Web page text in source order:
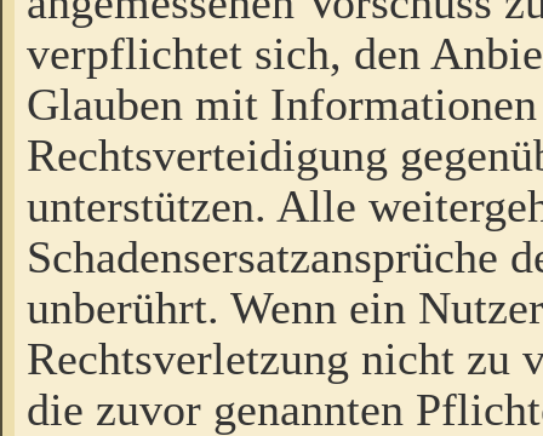
verpflichtet sich, den
Glauben mit
Rechtsverteidigung
unterstützen. Alle
Schadensersatzansprüche
unberührt. Wenn ein
Rechtsverletzung nicht zu
die zuvor genannten